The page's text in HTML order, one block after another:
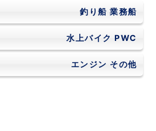
よくあるご質問
お問い合わせ
個人情報保護方針
釣り船 業務船
水上バイク PWC
エンジン その他